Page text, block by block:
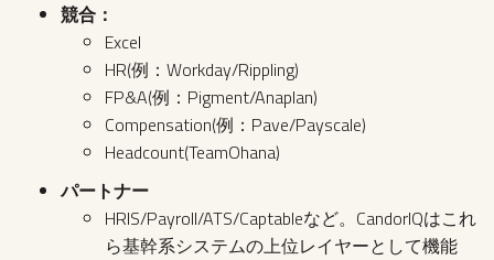
競合：
Excel
HR(例：Workday/Rippling)
FP&A(例：Pigment/Anaplan)
Compensation(例：Pave/Payscale)
Headcount(TeamOhana)
パートナー
HRIS/Payroll/ATS/Captableなど。CandorIQはこれ
ら基幹系システムの上位レイヤーとして機能